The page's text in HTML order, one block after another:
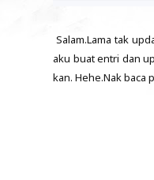
Salam.Lama tak
aku buat entri dan
kan. Hehe.Nak baca